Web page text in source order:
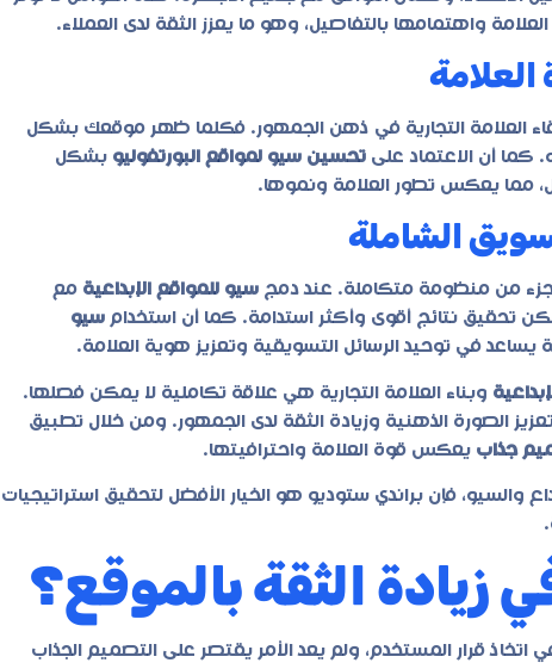
واهتمامها بالتفاصيل، وهو ما يعزز الثقة لدى العملاء.
العلامة
العلامة التجارية في ذهن الجمهور. فكلما ظهر موقعك بشكل
كما أن الاعتماد على تحسين سيو لمواقع البورتفوليو بشكل
مما يعكس تطور العلامة ونموها.
الشاملة
جزء من منظومة متكاملة. عند دمج سيو للمواقع الإبداعية مع
تحقيق نتائج أقوى وأكثر استدامة. كما أن استخدام سيو
في توحيد الرسائل التسويقية وتعزيز هوية العلامة.
وبناء العلامة التجارية هي علاقة تكاملية لا يمكن فصلها.
الصورة الذهنية وزيادة الثقة لدى الجمهور. ومن خلال تطبيق
جذاب يعكس قوة العلامة واحترافيتها.
والسيو، فإن براندي ستوديو هو الخيار الأفضل لتحقيق استراتيجيات
الثقة بالموقع؟
اتخاذ قرار المستخدم، ولم يعد الأمر يقتصر على التصميم الجذاب